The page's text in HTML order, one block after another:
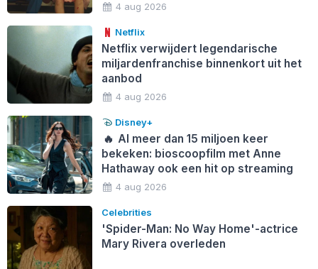
4 aug 2026
Netflix
Netflix verwijdert legendarische
miljardenfranchise binnenkort uit het
aanbod
4 aug 2026
Disney+
🔥 Al meer dan 15 miljoen keer
bekeken: bioscoopfilm met Anne
Hathaway ook een hit op streaming
4 aug 2026
Celebrities
'Spider-Man: No Way Home'-actrice
Mary Rivera overleden